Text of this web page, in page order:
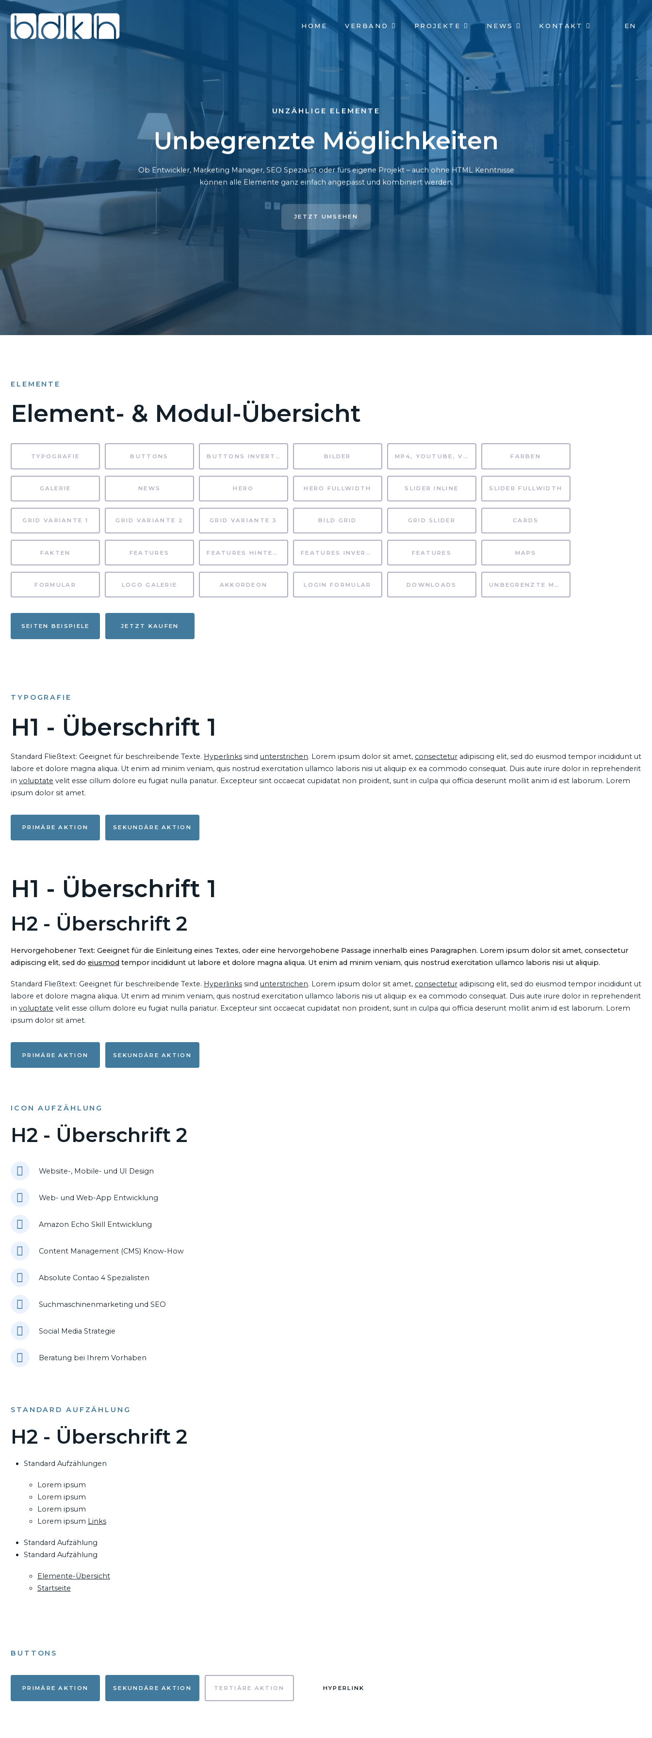
NAVIGATION
ÜBERSPRINGEN
HOME VERBAND PROJEKTE NEWS KONTAKT EN
UNZÄHLIGE ELEMENTE
Unbegrenzte Möglichkeiten
Ob Entwickler, Marketing Manager, SEO Spezialist oder fürs eigene Projekt – auch ohne HTML Kenntnisse
können alle Elemente ganz einfach angepasst und kombiniert werden.
JETZT UMSEHEN
ELEMENTE
Element- & Modul-Übersicht
TYPOGRAFIE BUTTONS BUTTONS INVERTIERT BILDER MP4, YOUTUBE, VIMEO FARBEN
GALERIE NEWS HERO HERO FULLWIDTH SLIDER INLINE SLIDER FULLWIDTH
GRID VARIANTE 1 GRID VARIANTE 2 GRID VARIANTE 3 BILD GRID GRID SLIDER CARDS
FAKTEN FEATURES FEATURES HINTERGRUND FEATURES INVERTIERT FEATURES MAPS
FORMULAR LOGO GALERIE AKKORDEON LOGIN FORMULAR DOWNLOADS UNBEGRENZTE MÖGLICHKEITEN
SEITEN BEISPIELE JETZT KAUFEN
TYPOGRAFIE
H1 - Überschrift 1
Standard Fließtext: Geeignet für beschreibende Texte. Hyperlinks sind unterstrichen. Lorem ipsum dolor sit amet, consectetur adipiscing elit, sed do eiusmod tempor incididunt ut
labore et dolore magna aliqua. Ut enim ad minim veniam, quis nostrud exercitation ullamco laboris nisi ut aliquip ex ea commodo consequat. Duis aute irure dolor in reprehenderit
in voluptate velit esse cillum dolore eu fugiat nulla pariatur. Excepteur sint occaecat cupidatat non proident, sunt in culpa qui officia deserunt mollit anim id est laborum. Lorem
ipsum dolor sit amet.
PRIMÄRE AKTION SEKUNDÄRE AKTION
H1 - Überschrift 1
H2 - Überschrift 2
Hervorgehobener Text: Geeignet für die Einleitung eines Textes, oder eine hervorgehobene Passage innerhalb eines Paragraphen. Lorem ipsum dolor sit amet, consectetur
adipiscing elit, sed do eiusmod tempor incididunt ut labore et dolore magna aliqua. Ut enim ad minim veniam, quis nostrud exercitation ullamco laboris nisi ut aliquip.
Standard Fließtext: Geeignet für beschreibende Texte. Hyperlinks sind unterstrichen. Lorem ipsum dolor sit amet, consectetur adipiscing elit, sed do eiusmod tempor incididunt ut
labore et dolore magna aliqua. Ut enim ad minim veniam, quis nostrud exercitation ullamco laboris nisi ut aliquip ex ea commodo consequat. Duis aute irure dolor in reprehenderit
in voluptate velit esse cillum dolore eu fugiat nulla pariatur. Excepteur sint occaecat cupidatat non proident, sunt in culpa qui officia deserunt mollit anim id est laborum. Lorem
ipsum dolor sit amet.
PRIMÄRE AKTION SEKUNDÄRE AKTION
ICON AUFZÄHLUNG
H2 - Überschrift 2
Website-, Mobile- und UI Design
Web- und Web-App Entwicklung
Amazon Echo Skill Entwicklung
Content Management (CMS) Know-How
Absolute Contao 4 Spezialisten
Suchmaschinenmarketing und SEO
Social Media Strategie
Beratung bei Ihrem Vorhaben
STANDARD AUFZÄHLUNG
H2 - Überschrift 2
Standard Aufzählungen
Lorem ipsum
Lorem ipsum
Lorem ipsum
Lorem ipsum Links
Standard Aufzählung
Standard Aufzählung
Elemente-Übersicht
Startseite
BUTTONS
PRIMÄRE AKTION SEKUNDÄRE AKTION TERTIÄRE AKTION HYPERLINK